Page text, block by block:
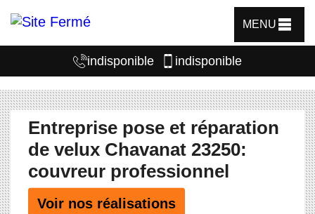
MENU
indisponible indisponible
Entreprise pose et réparation
de velux Chavanat 23250:
couvreur professionnel
Voir nos réalisations